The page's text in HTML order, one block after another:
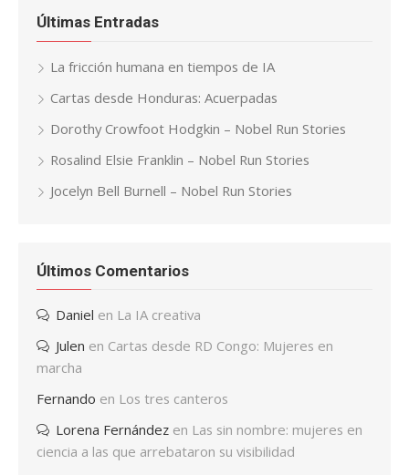
Últimas Entradas
La fricción humana en tiempos de IA
Cartas desde Honduras: Acuerpadas
Dorothy Crowfoot Hodgkin – Nobel Run Stories
Rosalind Elsie Franklin – Nobel Run Stories
Jocelyn Bell Burnell – Nobel Run Stories
Últimos Comentarios
Daniel en La IA creativa
Julen en Cartas desde RD Congo: Mujeres en
marcha
Fernando en Los tres canteros
Lorena Fernández en Las sin nombre: mujeres en
ciencia a las que arrebataron su visibilidad